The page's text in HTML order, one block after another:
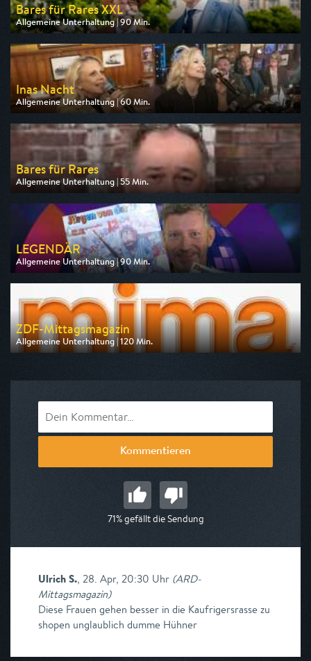
Bares für Rares XXL
Allgemeine Unterhaltung | 90 Min.
Ausgestrahlt von ZDF
am 12.08.2026, 20:15
Inas Nacht
Allgemeine Unterhaltung | 60 Min.
Ausgestrahlt von ARD
am 08.08.2026, 23:40
Bares für Rares
Allgemeine Unterhaltung | 55 Min.
Ausgestrahlt von ZDF
am 08.08.2026, 15:15
LEGENDÄR
Allgemeine Unterhaltung | 90 Min.
Ausgestrahlt von WDR
am 08.08.2026, 20:15
ZDF-Mittagsmagazin
Allgemeine Unterhaltung | 120 Min.
Ausgestrahlt von ZDF
Kommentieren
71% gefällt die Sendung
Ulrich S., 28. Apr, 20:30 Uhr (ARD-
Mittagsmagazin)
Diese Frauen gehen besser in die Kaufrigersrasse zu
shopen unglaublich dumme Hühner